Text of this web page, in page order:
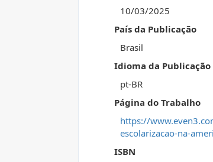
10/03/2025
País da Publicação
Brasil
Idioma da Publicação
pt-BR
Página do Trabalho
https://
escolarizacao-na-
ISBN